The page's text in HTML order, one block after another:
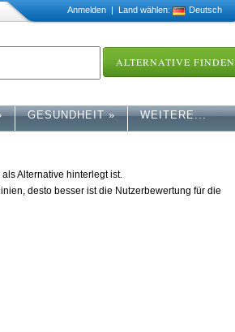
Anmelden | Land wählen: Deutsch
ALTERNATIVE FINDEN
GESUNDHEIT» WEITERE...
Alternative hinterlegt ist.
desto besser ist die Nutzerbewertung für die